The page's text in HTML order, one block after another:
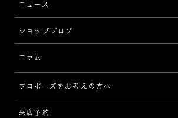
ウェーブ
V字
[セッテイングから選ぶ]
ソリテール
ワンサイドメレ
品質保証
ブライダルアイテム
ニュース
ショップブログ
コラム
インタビュー
指輪
プロポーズをお考えの方へ
来店予約